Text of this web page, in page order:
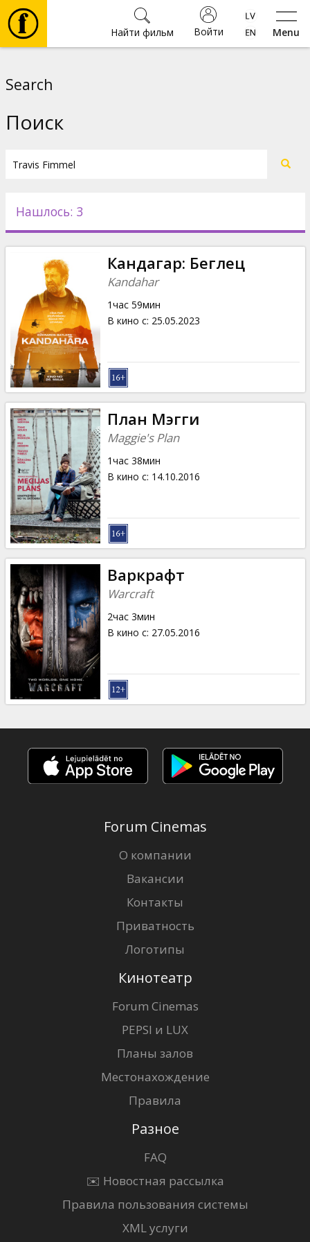
Menu
Войти
Найти фильм
Новости
Подарки
Кинозакуски
B2B
Клуб
Search
Поиск
Нашлось: 3
Кандагар: Беглец
Kandahar
1час 59мин
В кино с: 25.05.2023
План Мэгги
Maggie's Plan
1час 38мин
В кино с: 14.10.2016
Варкрафт
Warcraft
2час 3мин
В кино с: 27.05.2016
Forum Cinemas
О компании
Вакансии
Контакты
Приватность
Логотипы
Кинотеатр
Forum Cinemas
PEPSI и LUX
Планы залов
Местонахождение
Правила
Разное
FAQ
✉️ Новостная рассылка
Правила пользования системы
XML услуги